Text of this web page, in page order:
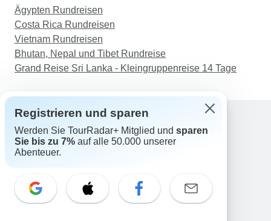
Ägypten Rundreisen
Costa Rica Rundreisen
Vietnam Rundreisen
Bhutan, Nepal und Tibet Rundreise
Grand Reise Sri Lanka - Kleingruppenreise 14 Tage
Support
Kontakt
Schweiz +41 225 183 195
E-Mail: support@tourradar.com
Registrieren und sparen
Werden Sie TourRadar+ Mitglied und sparen
Sie bis zu 7% auf alle 50.000 unserer
Abenteuer.